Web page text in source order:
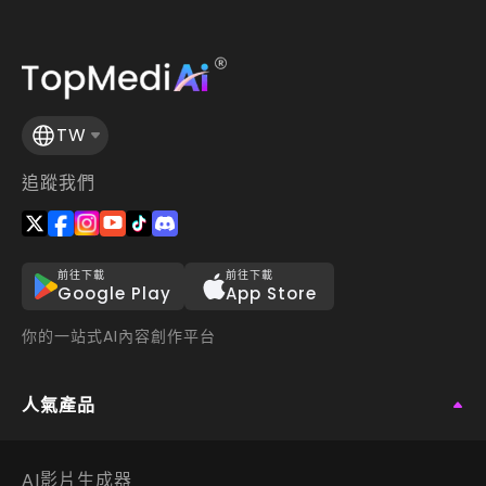
TW
追蹤我們
前往下載
Google Play
前往下載
App Store
你的一站式AI內容創作平台
人氣產品
AI影片生成器